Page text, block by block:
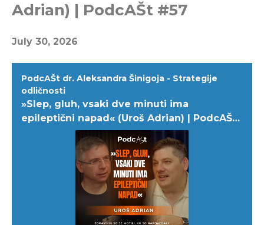
Adrian) | PodcAŠt #57
July 30, 2026